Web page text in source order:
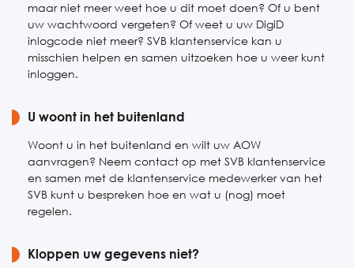
maar niet meer weet hoe u dit moet doen? Of u bent
uw wachtwoord vergeten? Of weet u uw DigiD
inlogcode niet meer? SVB klantenservice kan u
misschien helpen en samen uitzoeken hoe u weer kunt
inloggen.
U woont in het buitenland
Woont u in het buitenland en wilt uw AOW
aanvragen? Neem contact op met SVB klantenservice
en samen met de klantenservice medewerker van het
SVB kunt u bespreken hoe en wat u (nog) moet
regelen.
Kloppen uw gegevens niet?